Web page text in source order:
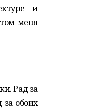
и
меня
Рад за
обоих